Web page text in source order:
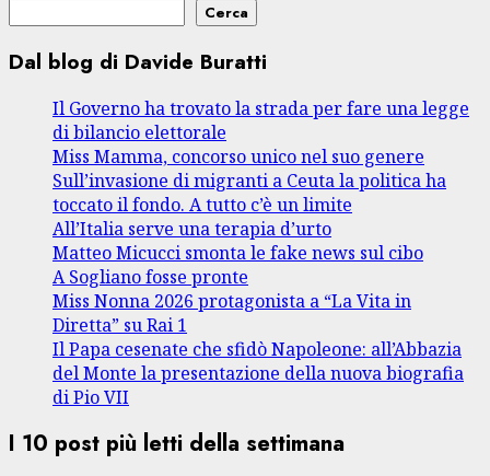
Cerca
Dal blog di Davide Buratti
Il Governo ha trovato la strada per fare una legge
di bilancio elettorale
Miss Mamma, concorso unico nel suo genere
Sull’invasione di migranti a Ceuta la politica ha
toccato il fondo. A tutto c’è un limite
All’Italia serve una terapia d’urto
Matteo Micucci smonta le fake news sul cibo
A Sogliano fosse pronte
Miss Nonna 2026 protagonista a “La Vita in
Diretta” su Rai 1
Il Papa cesenate che sfidò Napoleone: all’Abbazia
del Monte la presentazione della nuova biografia
di Pio VII
I 10 post più letti della settimana